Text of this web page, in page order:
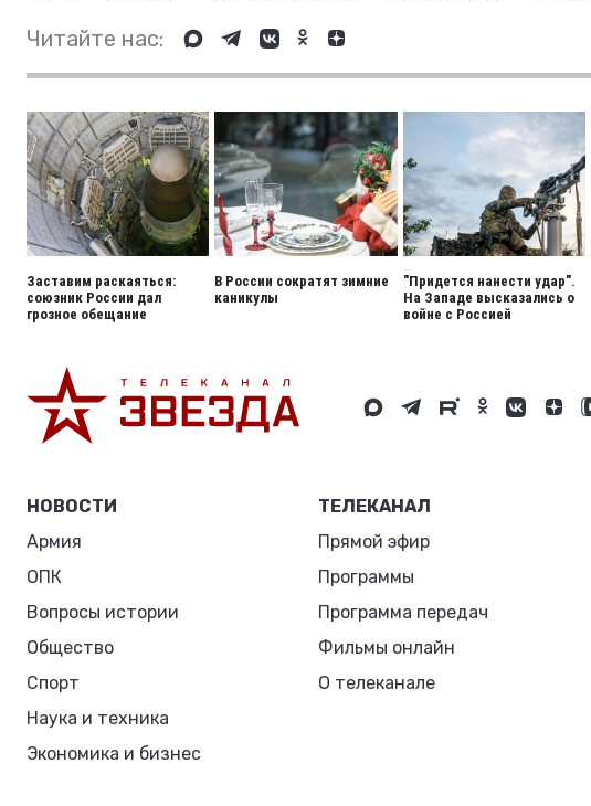
Читайте нас:
Заставим раскаяться:
союзник России дал
грозное обещание
В России сократят зимние
каникулы
"Придется нанести удар".
На Западе высказались о
войне с Россией
НОВОСТИ
Армия
ОПК
Вопросы истории
Общество
Спорт
Наука и техника
Экономика и бизнес
ТЕЛЕКАНАЛ
Прямой эфир
Программы
Программа передач
Фильмы онлайн
О телеканале